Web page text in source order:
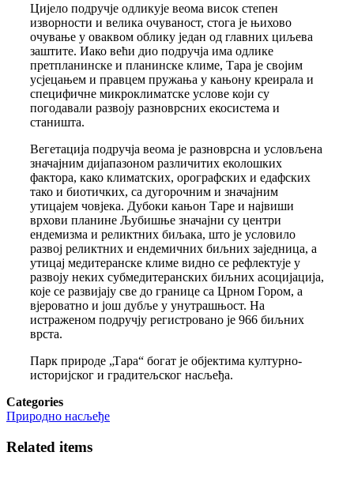
Цијело подручје одликује веома висок степен
изворности и велика очуваност, стога је њихово
очување у оваквом облику један од главних циљева
заштите. Иако већи дио подручја има одлике
претпланинске и планинске климе, Тара је својим
усјецањем и правцем пружања у кањону креирала и
специфичне микроклиматске услове који су
погодавали развоју разноврсних екосистема и
станишта.
Вегетација подручја веома је разноврсна и условљена
значајним дијапазоном различитих еколошких
фактора, како климатских, орографских и едафских
тако и биотичких, са дугорочним и значајним
утицајем човјека. Дубоки кањон Таре и највиши
врхови планине Љубишње значајни су центри
ендемизма и реликтних биљака, што је условило
развој реликтних и ендемичних биљних заједница, а
утицај медитеранске климе видно се рефлектује у
развоју неких субмедитеранских биљних асоцијација,
које се развијају све до границе са Црном Гором, а
вјероватно и још дубље у унутрашњост. На
истраженом подручју регистровано је 966 биљних
врста.
Парк природе „Тара“ богат је објектима културно-
историјског и градитељског насљеђа.
Categories
Природно насљеђе
Related items